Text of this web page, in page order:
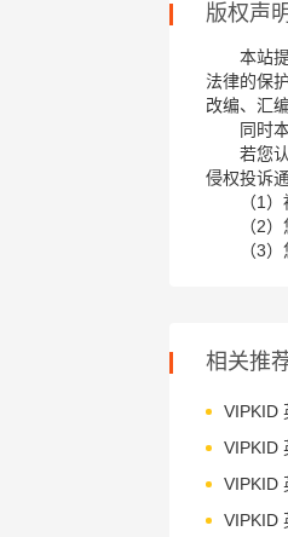
版权声
本站
法律的保
改编、汇
同时
若您
侵权投诉
（1
（2
（3
相关推
VIPKID
VIPKID
VIPKID
VIPKID